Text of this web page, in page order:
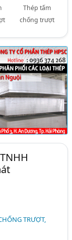
Thép tấm
chống trượt
TRƯỢT,